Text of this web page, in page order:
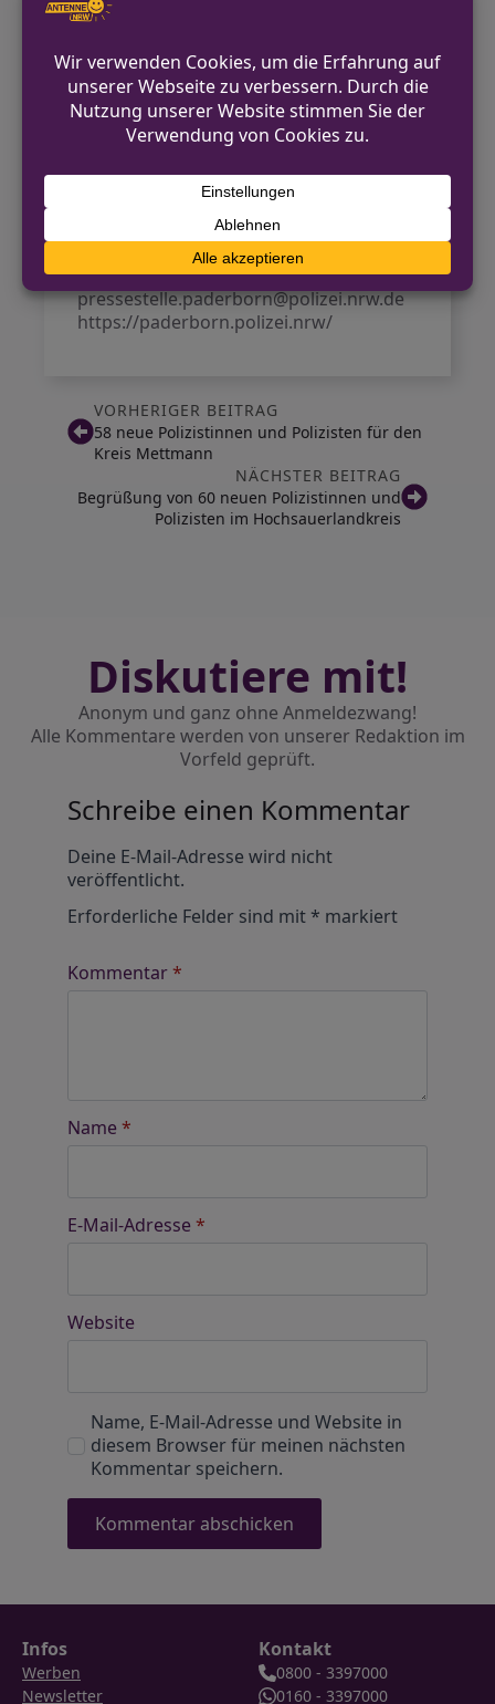
Unfallaufnahme und Bergungsarbeiten
für etwa drei Stunden vollständig
gesperrt. Der Verkehr wurde
umgeleitet.
Kontakt für Hinweise /
Pressestelle
Polizei Paderborn
05251 306-1313
pressestelle.paderborn@polizei.nrw.de
https://paderborn.polizei.nrw/
VORHERIGER BEITRAG
58 neue Polizistinnen und Polizisten für den
Kreis Mettmann
NÄCHSTER BEITRAG
Begrüßung von 60 neuen Polizistinnen und
Polizisten im Hochsauerlandkreis
Diskutiere mit!
Anonym und ganz ohne Anmeldezwang!
Alle Kommentare werden von unserer Redaktion im
Vorfeld geprüft.
Schreibe einen Kommentar
Deine E-Mail-Adresse wird nicht
veröffentlicht.
Erforderliche Felder sind mit* markiert
Kommentar*
Name *
E-Mail-Adresse *
Website
Name, E-Mail-Adresse und Website in
diesem Browser für meinen nächsten
Kommentar speichern.
Infos
Werben
Newsletter
Kontakt
0800 - 3397000
0160 - 3397000